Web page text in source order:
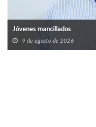
Jóvenes mancillados
9 de agosto de 2026